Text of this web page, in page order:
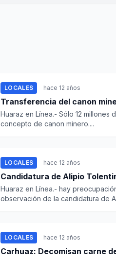
LOCALES hace 12 años
Transferencia del canon
Huaraz en Línea.- Sólo 12
concepto de canon minero....
LOCALES hace 12 años
Candidatura de Alipio
Huaraz en Línea.- hay
observación de la candidatura de
LOCALES hace 12 años
Carhuaz: Decomisan carne